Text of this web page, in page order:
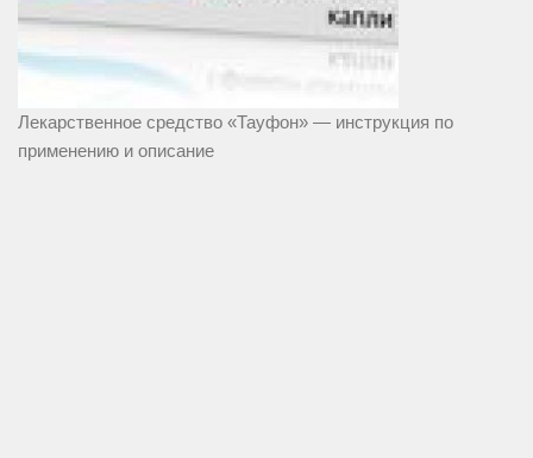
Лекарственное средство «Тауфон» — инструкция по
применению и описание